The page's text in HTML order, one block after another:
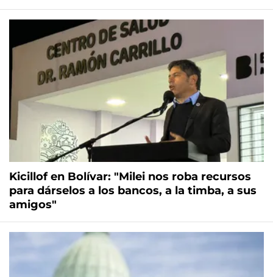
Kicillof en Bolívar: "Milei nos roba recursos
para dárselos a los bancos, a la timba, a sus
amigos"